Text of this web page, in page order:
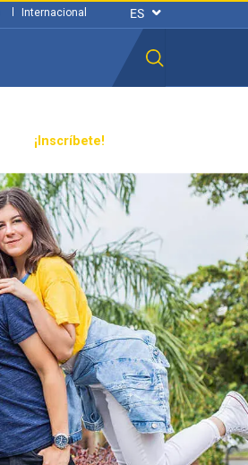
¡Inscríbete!
Internacional